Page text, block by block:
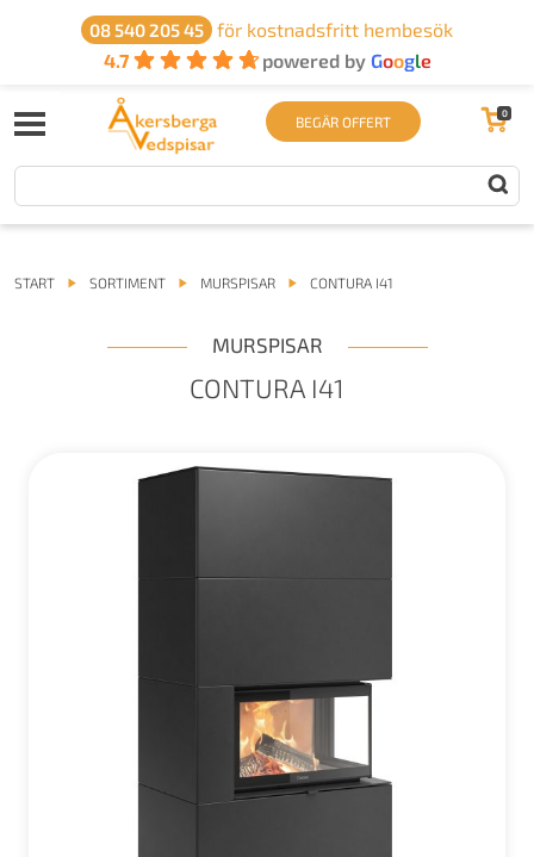
08 540 205 45
för kostnadsfritt hembesök
4.7
powered by Google
BEGÄR OFFERT 0
START SORTIMENT MURSPISAR CONTURA I41
MURSPISAR
CONTURA I41